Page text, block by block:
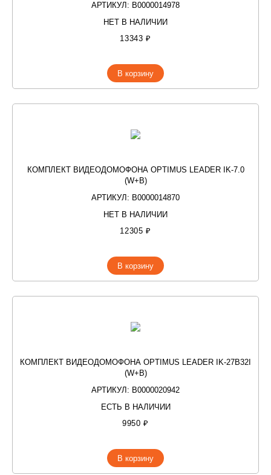
АРТИКУЛ: В0000014978
НЕТ В НАЛИЧИИ
13343 ₽
В корзину
КОМПЛЕКТ ВИДЕОДОМОФОНА OPTIMUS LEADER IK-7.0
(W+B)
АРТИКУЛ: В0000014870
НЕТ В НАЛИЧИИ
12305 ₽
В корзину
КОМПЛЕКТ ВИДЕОДОМОФОНА OPTIMUS LEADER IK-27B32I
(W+B)
АРТИКУЛ: В0000020942
ЕСТЬ В НАЛИЧИИ
9950 ₽
В корзину